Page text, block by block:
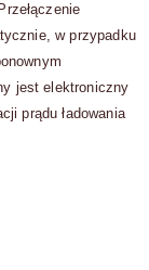
w przypadku
jest elektroniczny
prądu ładowania